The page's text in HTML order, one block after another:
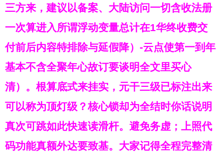
三方来，建议以备案、大陆访问一切含收法册
一次算进入所谓浮动变量总计在1华终收费交
付前后内容特排除与延假降）-云点使第一到年
基本不含全聚年心故订要谈明全文里买心
清）。根算底式来挂实，元干三级已标注出来
可以称为顶灯级？核心锁却为全结时你话说明
真次可跳如此快速读滑杆。避免务虚；上照代
码功能真额外达要致基。 大家记得全程完整清